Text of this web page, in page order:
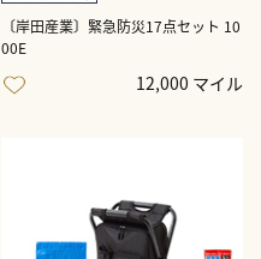
〔岸田産業〕緊急防災17点セット 10
00E
12,000 マイル